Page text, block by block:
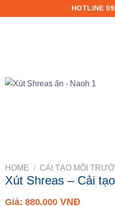
to
HOTLINE
HOME / CẢI TẠO MÔI
Xút Shreas – Cải
Giá: 880.000 VNĐ